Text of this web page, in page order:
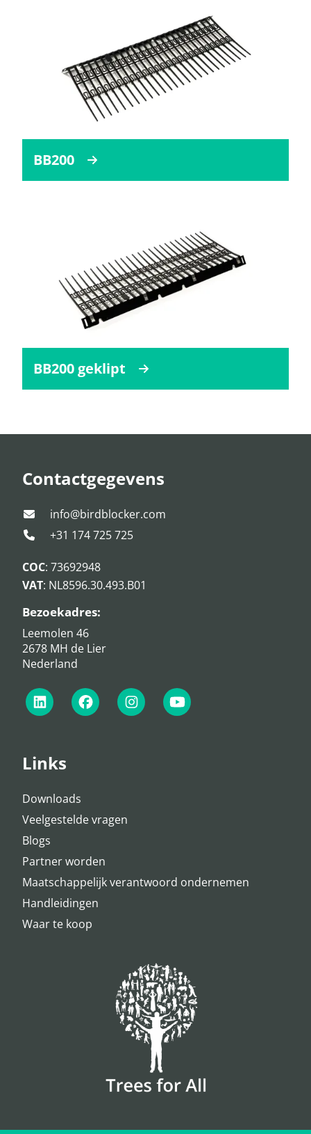
BB200
BB200 geklipt
Contactgegevens
info@birdblocker.com
+31 174 725 725
COC: 73692948
VAT: NL8596.30.493.B01
Bezoekadres:
Leemolen 46
2678 MH de Lier
Nederland
Links
Downloads
Veelgestelde vragen
Blogs
Partner worden
Maatschappelijk verantwoord ondernemen
Handleidingen
Waar te koop